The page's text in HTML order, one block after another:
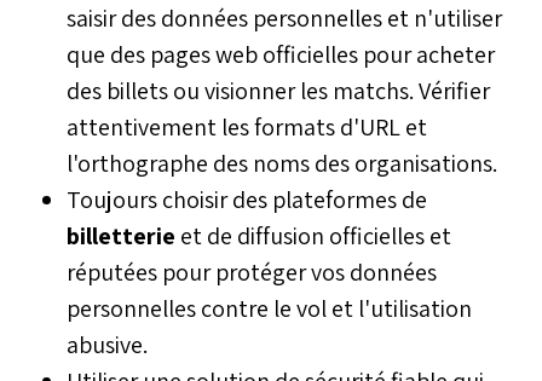
encore difficile à cerner.
Derrière ces affaires, les
conséquences sont
pourtant bien concrètes et
peuvent surgir sans
prévenir, parfois
longtemps après
l’exposition des données.
Une menace diffuse, dont
l’ampleur commence à
peine à apparaître.
saisir des données personnelles et n'utiliser
que des pages web officielles pour acheter
des billets ou visionner les matchs. Vérifier
attentivement les formats d'URL et
l'orthographe des noms des organisations.
Toujours choisir des plateformes de
billetterie et de diffusion officielles et
réputées pour protéger vos données
personnelles contre le vol et l'utilisation
abusive.